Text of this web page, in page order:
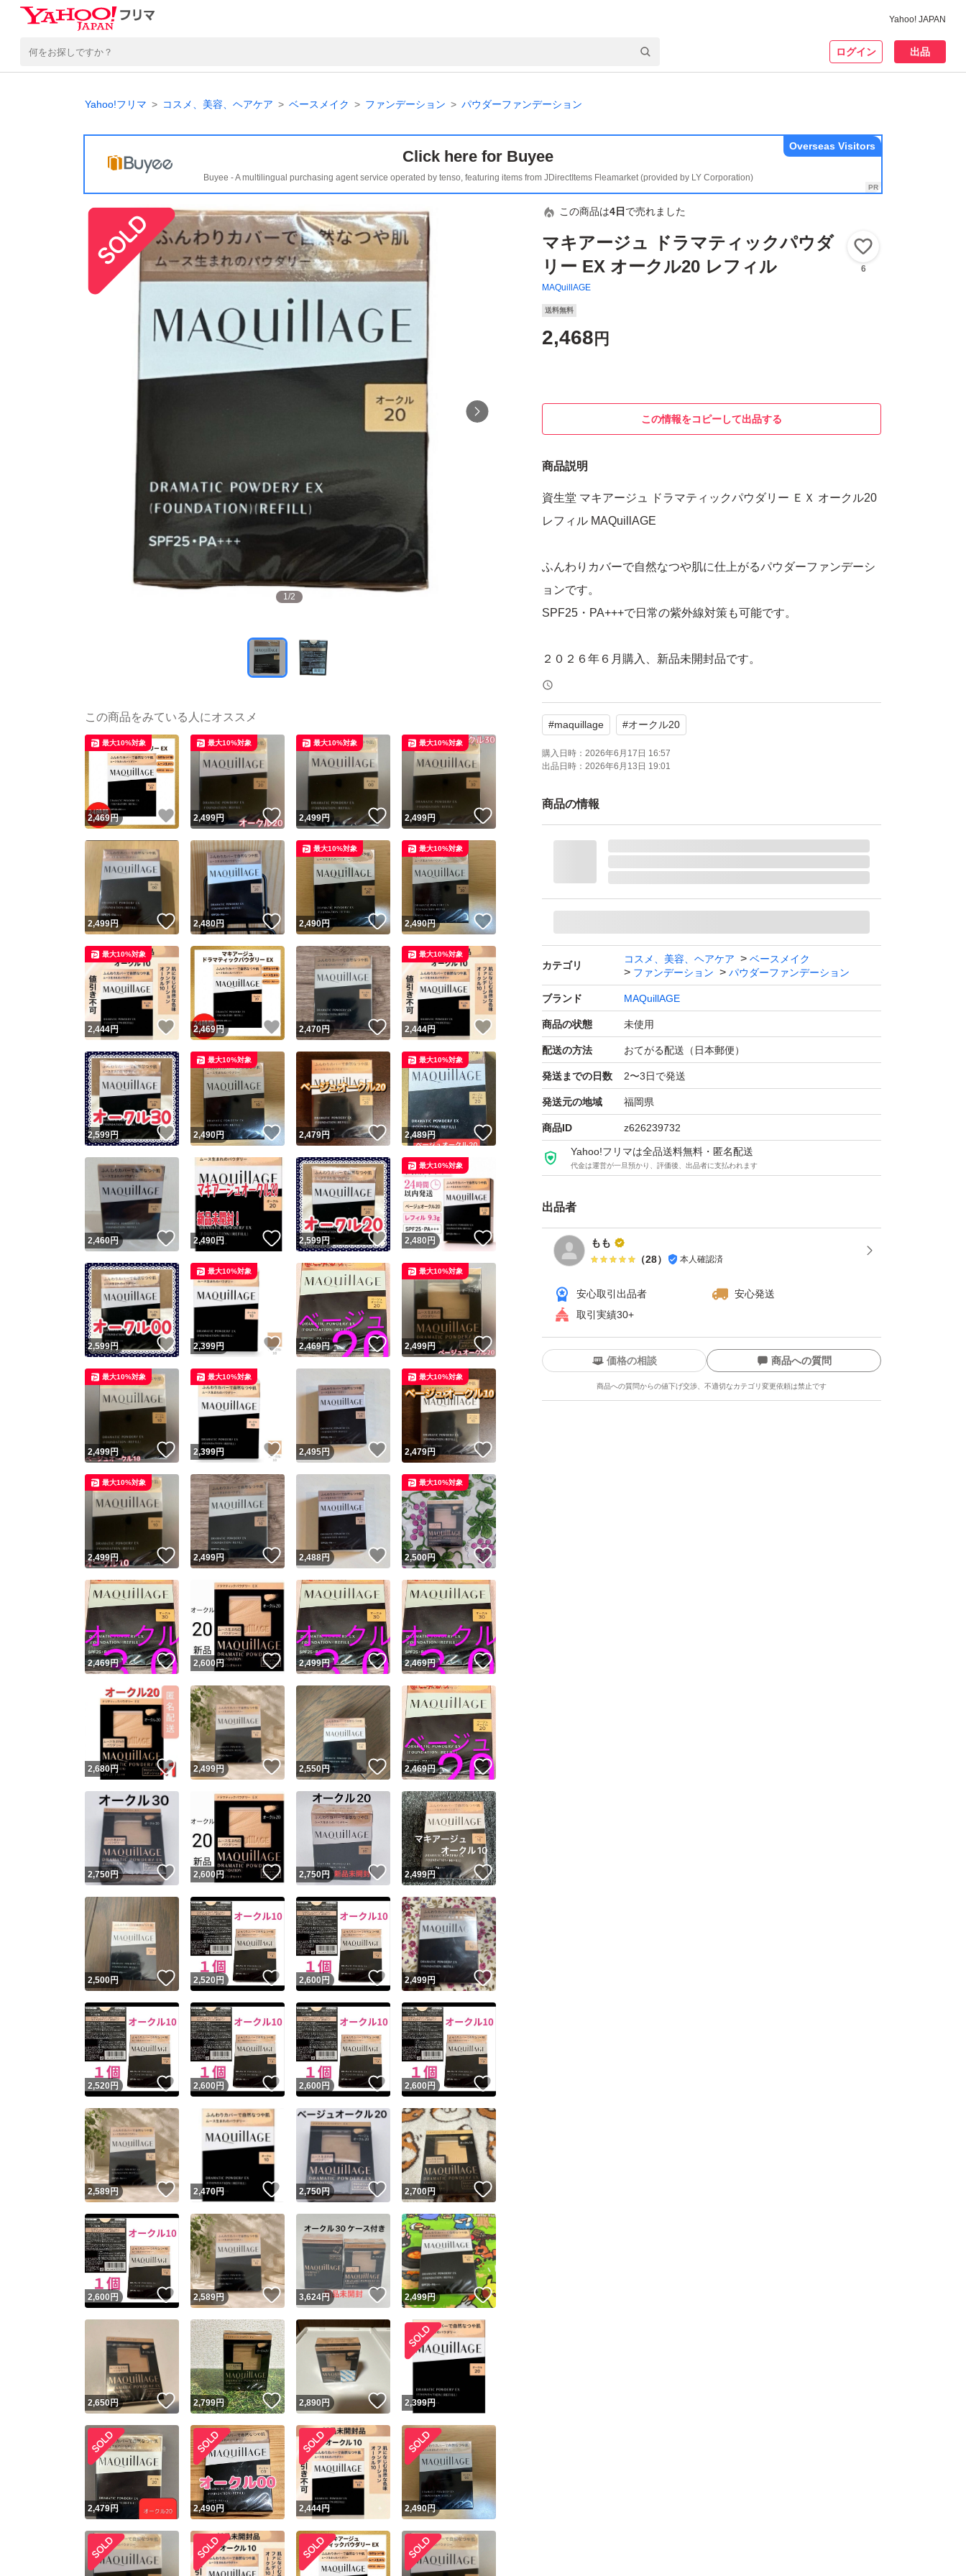
Yahoo! JAPAN
ログイン 出品
Yahoo!フリマ コスメ、美容、ヘアケア ベースメイク ファンデーション パウダーファンデーション
Click here for Buyee
Buyee - A multilingual purchasing agent service operated by tenso, featuring items from JDirectItems Fleamarket (provided by LY Corporation)
Overseas Visitors
1/2
この商品は4日 で売れました
マキアージュ ドラマティックパウダ
リー EX オークル20 レフィル
MAQuillAGE
6
送料無料
2,468 円
この情報をコピーして出品する
商品説明
資生堂 マキアージュ ドラマティックパウダリー ＥＸ オークル20
レフィル MAQuillAGE
ふんわりカバーで自然なつや肌に仕上がるパウダーファンデーシ
ョンです。
SPF25・PA+++で日常の紫外線対策も可能です。
２０２６年６月購入、新品未開封品です。
【お値下不可】
【ブランド】MAQuillAGE
【商品名】ドラマティックパウダリー EX
【カラー】オークル20
【タイプ】レフィル
マキアージュ ドラマティックパウダリー EX オークル20 レフィル
#maquillage #オークル20
購入日時： 2026年6月17日 16:57
出品日時： 2026年6月13日 19:01
商品の情報
カテゴリ
コスメ、美容、ヘアケア
ベースメイク
ファンデーション
パウダーファンデーション
ブランド MAQuillAGE
商品の状態 未使用
配送の方法 おてがる配送（日本郵便）
発送までの日数 2〜3日で発送
発送元の地域 福岡県
商品ID z626239732
Yahoo!フリマは全品送料無料・匿名配送
代金は運営が一旦預かり、評価後、出品者に支払われます
出品者
もも
（28） 本人確認済
安心取引出品者
安心発送
取引実績30+
ユーザーの実績について
Yahoo!フリマが定めた一定の基準を満たしたユーザーにバッジを付与しています
安心取引出品者
安心取引出品者 Yahoo!フリマの基準をクリアした安心・安全なユーザーです
取引実績
取引実績◯+ このユーザーはYahoo!フリマの取引を完了させた実績があります
他フリマ実績◯+ このユーザーは他フリマサービスでの取引実績があります
スピード&安心発送
※このバッジは実績に基づく表示であり、発送を保証しているものではありません
スピード＆安心発送
このユーザーは高頻度で24時間以内＆設定した発送日数内に発送してい
ます
スピード発送 このユーザーは高頻度で24時間以内に発送しています
安心発送 このユーザーは設定した発送日数内に発送しています
価格の相談 商品への質問
商品への質問からの値下げ交渉、不適切なカテゴリ変更依頼は禁止です
この商品の情報をコピーします
商品画像の無断転載は禁止されています
コピーは 1商品につき1回 です
出品ページへ
キャンセル
この商品をみている人にオススメ
2,469円 いいね！
最大10%対象
2,499円 いいね！
最大10%対象
2,499円 いいね！
最大10%対象
2,499円
最大10%対象
2,499円 いいね！
2,480円 いいね！
2,490円 いいね！
最大10%対象
2,490円 いいね！
最大10%対象
2,444円 いいね！
最大10%対象
2,469円 いいね！
2,470円 いいね！
2,444円
最大10%対象
2,599円 いいね！
2,490円 いいね！
最大10%対象
2,479円 いいね！
2,489円
最大10%対象
2,460円 いいね！
2,490円 いいね！
2,599円 いいね！
2,480 円
最大10%対象
2,599円 いいね！
2,399円 いいね！
最大10%対象
2,469円 いいね！
2,499円 いいね！
最大10%対象
2,499円 いいね！
最大10%対象
2,399円 いいね！
最大10%対象
2,495円 いいね！
2,479円
最大10%対象
2,499円 いいね！
最大10%対象
2,499円 いいね！
2,488円 いいね！
2,500円 いいね！
最大10%対象
2,469円 いいね！
2,600円 いいね！
2,499円 いいね！
2,469円 いいね！
2,680円 いいね！
2,499円 いいね！
2,550円 いいね！
2,469円 いいね！
2,750円 いいね！
2,600円 いいね！
2,750円 いいね！
2,499円 いいね！
2,500円 いいね！
2,520 円 いいね！
2,600 円 いいね！
2,499円 いいね！
2,520 円 いいね！
2,600 円 いいね！
2,600 円 いいね！
2,600 円
2,589円 いいね！
2,470円 いいね！
2,750円 いいね！
2,700円
2,600 円 いいね！
2,589円 いいね！
3,624円 いいね！
2,499円 いいね！
2,650円 いいね！
2,799円 いいね！
2,890円 いいね！
2,399円
2,479円 2,490円 2,444円 2,490円